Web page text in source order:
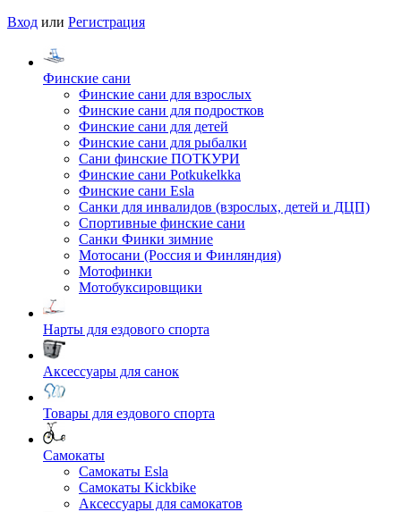
Вход или Регистрация
Финские сани
Финские сани для взрослых
Финские сани для подростков
Финские сани для детей
Финские сани для рыбалки
Сани финские ПОТКУРИ
Финские сани Potkukelkka
Финские сани Esla
Санки для инвалидов (взрослых, детей и ДЦП)
Спортивные финские сани
Санки Финки зимние
Мотосани (Россия и Финляндия)
Мотофинки
Мотобуксировщики
Нарты для ездового спорта
Аксессуары для санок
Товары для ездового спорта
Cамокаты
Самокаты Esla
Самокаты Kickbike
Аксессуары для самокатов